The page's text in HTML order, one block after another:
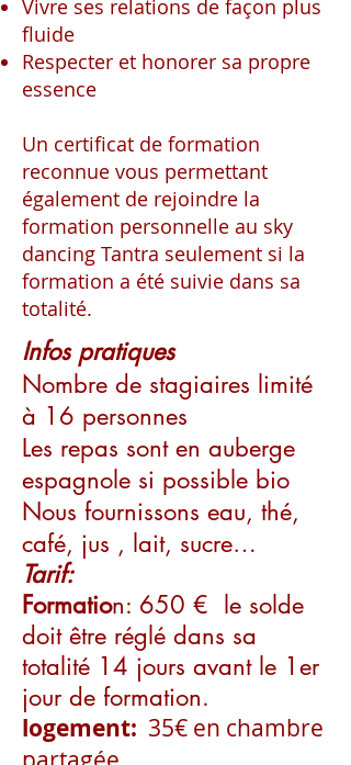
Vivre ses relations de façon plus
fluide
Respecter et honorer sa propre
essence
Un certificat de formation
reconnue vous permettant
également de rejoindre la
formation personnelle au sky
dancing Tantra seulement si la
formation a été suivie dans sa
totalité.
Infos pratiques
Nombre de stagiaires limité
à 16 personnes
Les repas sont en auberge
espagnole si possible bio
Nous fournissons eau, thé,
café, jus , lait, sucre…
Tarif:
Formation: 650 € le solde
doit être réglé dans sa
totalité 14 jours avant le 1er
jour de formation.
logement: 35€ en chambre